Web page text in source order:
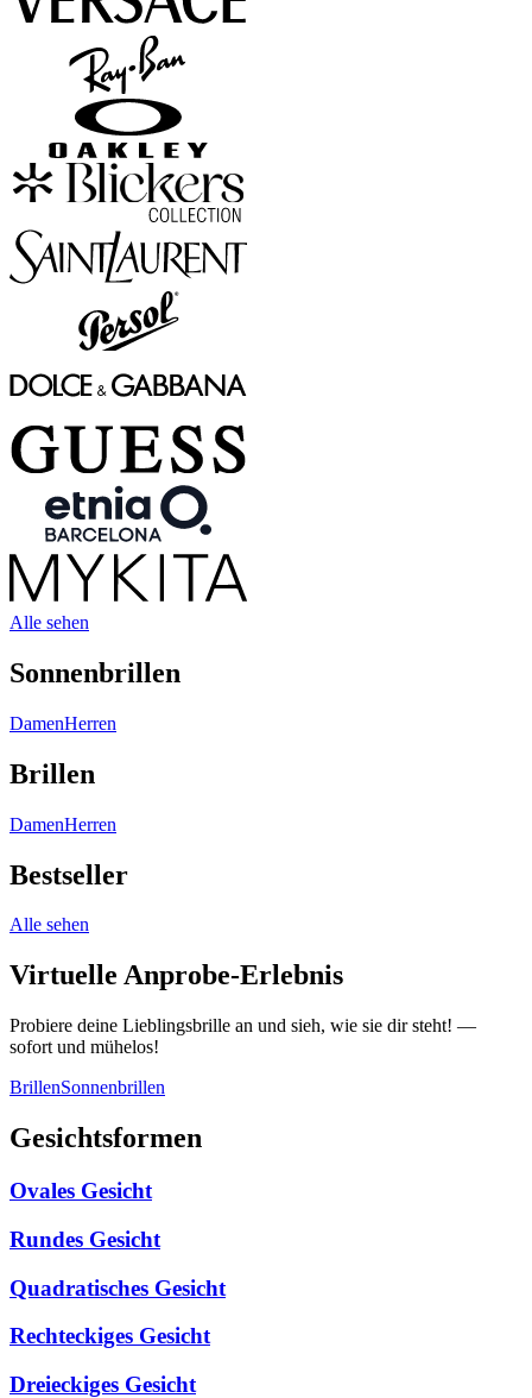
Alle sehen
Sonnenbrillen
DamenHerren
Brillen
DamenHerren
Bestseller
Alle sehen
Virtuelle Anprobe-Erlebnis
Probiere deine Lieblingsbrille an und sieh, wie sie dir steht! —
sofort und mühelos!
BrillenSonnenbrillen
Gesichtsformen
Ovales Gesicht
Rundes Gesicht
Quadratisches Gesicht
Rechteckiges Gesicht
Dreieckiges Gesicht